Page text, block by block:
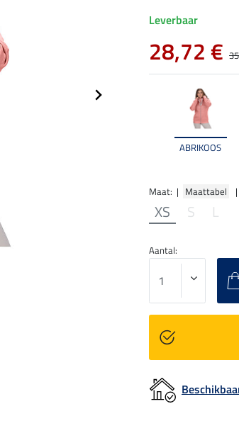
ABRIKOOS
Maat: | Maattabel |
XS S L
Leverbaar
28,72 €
Aantal: